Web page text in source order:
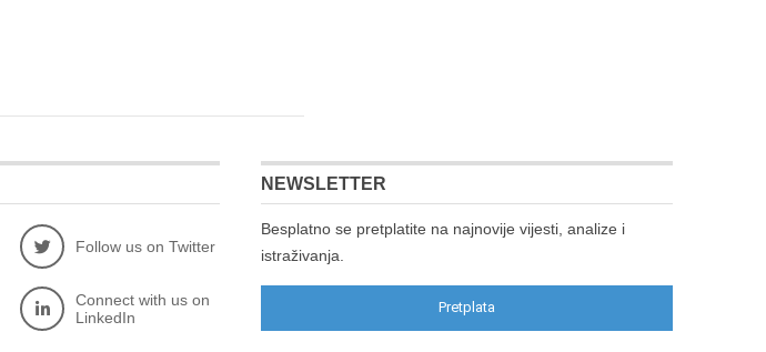
Follow us on Twitter
Connect with us on
LinkedIn
NEWSLETTER
Besplatno se pretplatite na najnovije vijesti, analize i
istraživanja.
Pretplata